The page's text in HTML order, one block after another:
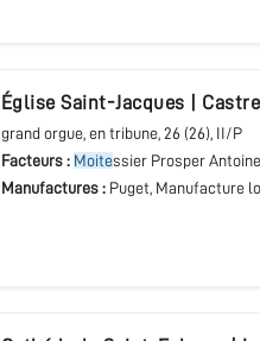
église Saint-Jacques
grand orgue, en tribune, 26 (26), II/P
Facteurs : Moitessier Prosper
Manufactures : Puget, Manufacture